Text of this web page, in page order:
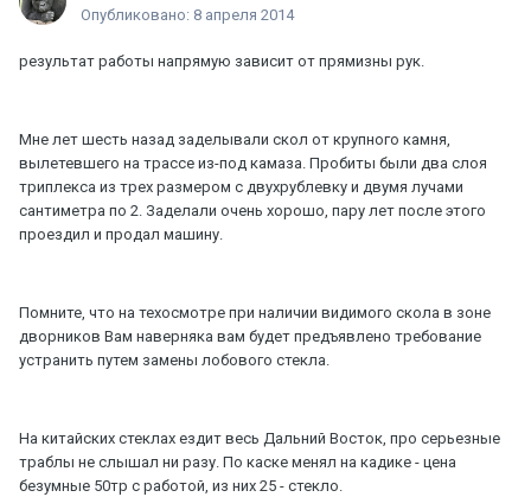
Опубликовано: 8 апреля 2014
результат работы напрямую зависит от прямизны рук.
Мне лет шесть назад заделывали скол от крупного камня,
вылетевшего на трассе из-под камаза. Пробиты были два слоя
триплекса из трех размером с двухрублевку и двумя лучами
сантиметра по 2. Заделали очень хорошо, пару лет после этого
проездил и продал машину.
Помните, что на техосмотре при наличии видимого скола в зоне
дворников Вам наверняка вам будет предъявлено требование
устранить путем замены лобового стекла.
На китайских стеклах ездит весь Дальний Восток, про серьезные
траблы не слышал ни разу. По каске менял на кадике - цена
безумные 50тр с работой, из них 25 - стекло.